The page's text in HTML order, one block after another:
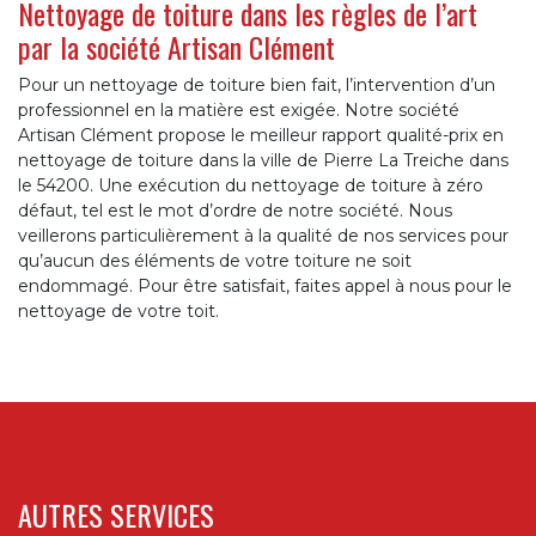
Nettoyage de toiture dans les règles de l’art
par la société Artisan Clément
Pour un nettoyage de toiture bien fait, l’intervention d’un
professionnel en la matière est exigée. Notre société
Artisan Clément propose le meilleur rapport qualité-prix en
nettoyage de toiture dans la ville de Pierre La Treiche dans
le 54200. Une exécution du nettoyage de toiture à zéro
défaut, tel est le mot d’ordre de notre société. Nous
veillerons particulièrement à la qualité de nos services pour
qu’aucun des éléments de votre toiture ne soit
endommagé. Pour être satisfait, faites appel à nous pour le
nettoyage de votre toit.
AUTRES SERVICES